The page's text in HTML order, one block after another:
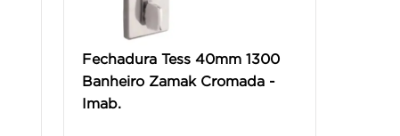
Fechadura Tess 40mm 1300
Banheiro Zamak Cromada -
Imab.